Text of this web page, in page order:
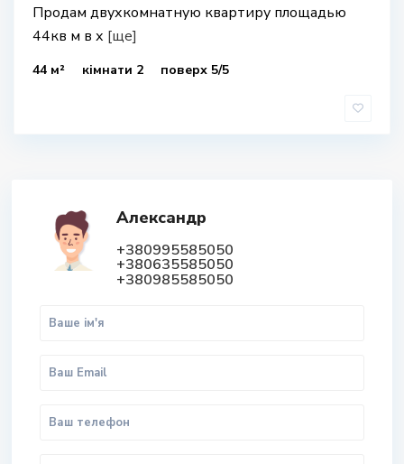
Продам двухкомнатную квартиру площадью
44кв м в х [ще]
44 м² кімнати 2 поверх 5/5
Александр
+380995585050
+380635585050
+380985585050